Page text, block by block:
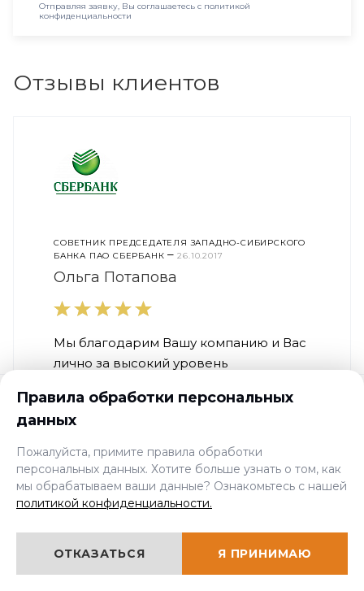
Отправляя заявку, Вы соглашаетесь с политикой
конфиденциальности
Отзывы клиентов
СОВЕТНИК ПРЕДСЕДАТЕЛЯ ЗАПАДНО-СИБИРСКОГО
БАНКА ПАО СБЕРБАНК – 26.10.2017
Ольга Потапова
Мы благодарим Вашу компанию и Вас
лично за высокий уровень
совместного сотрудничества нам
удалось увеличить число
высококвалифицированных кадров в
компании. Мы оценили оперативную и
качественную работу Ваших
менеджеров и надеемся на
ОТЗЫВ ПОЛНОСТЬЮ
Правила обработки персональных
данных
Пожалуйста, примите правила обработки
персональных данных. Хотите больше узнать о том, как
мы обрабатываем ваши данные? Ознакомьтесь с нашей
политикой конфиденциальности.
ОТКАЗАТЬСЯ Я ПРИНИМАЮ